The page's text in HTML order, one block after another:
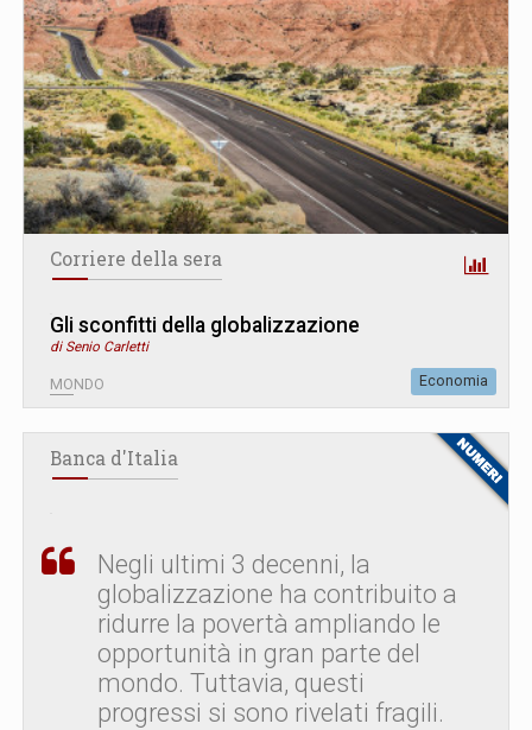
Corriere della sera
Gli sconfitti della globalizzazione
di Senio Carletti
MONDO Economia
Banca d'Italia
Negli ultimi 3 decenni, la
globalizzazione ha contribuito a
ridurre la povertà ampliando le
opportunità in gran parte del
mondo. Tuttavia, questi
progressi si sono rivelati fragili.